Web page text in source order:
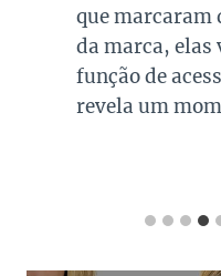
que marcaram
da marca, elas
função de
revela um